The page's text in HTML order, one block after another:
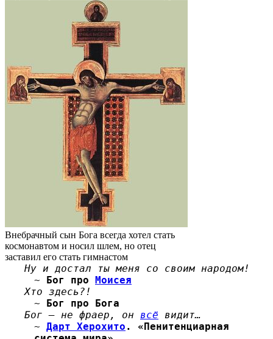
Внебрачный сын Бога всегда хотел стать
космонавтом и носил шлем, но отец
заставил его стать гимнастом
Ну и достал ты меня со своим народом!
~ Бог про Моисея
Хто здесь?!
~ Бог
про Бога
Бог — не фраер, он всё видит…
~ Дарт Херохито . «Пенитенциарная